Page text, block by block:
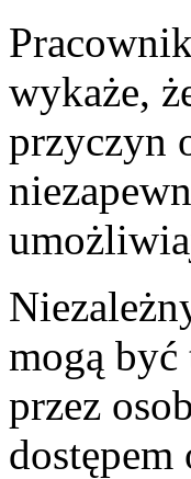
wykaże,
przyczyn
mogą
przez
dostępem